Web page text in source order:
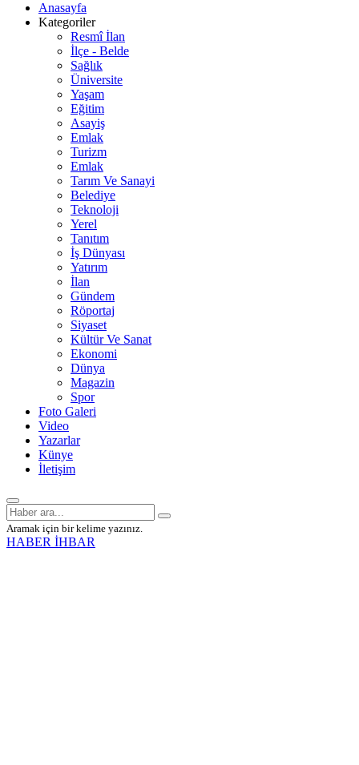
Anasayfa
Kategoriler
Resmî İlan
İlçe - Belde
Sağlık
Üniversite
Yaşam
Eğitim
Asayiş
Emlak
Turizm
Emlak
Tarım Ve Sanayi
Belediye
Teknoloji
Yerel
Tanıtım
İş Dünyası
Yatırım
İlan
Gündem
Röportaj
Siyaset
Kültür Ve Sanat
Ekonomi
Dünya
Magazin
Spor
Foto Galeri
Video
Yazarlar
Künye
İletişim
Aramak için bir kelime yazınız.
HABER İHBAR